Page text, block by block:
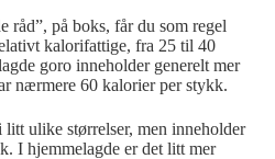
råd”, på boks, får du som regel
kalorifattige, fra 25 til 40
goro inneholder generelt mer
nærmere 60 kalorier per stykk.
ulike størrelser, men inneholder
I hjemmelagde er det litt mer